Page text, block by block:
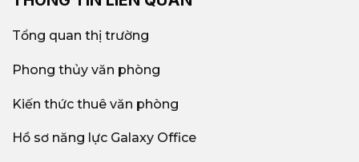
Tổng quan thị trường
Phong thủy văn phòng
Kiến thức thuê văn phòng
Hồ sơ năng lực Galaxy Office